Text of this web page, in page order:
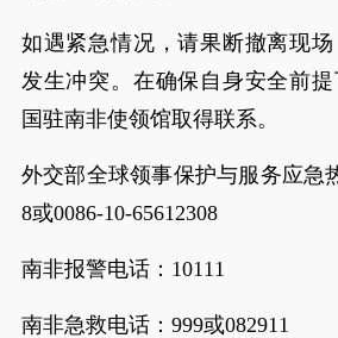
如遇紧急情况，请果断撤离现
发生冲突。在确保自身安全前
国驻南非使领馆取得联系。
外交部全球领事保护与服务应急
8或0086-10-65612308
南非报警电话：10111
南非急救电话：999或082911